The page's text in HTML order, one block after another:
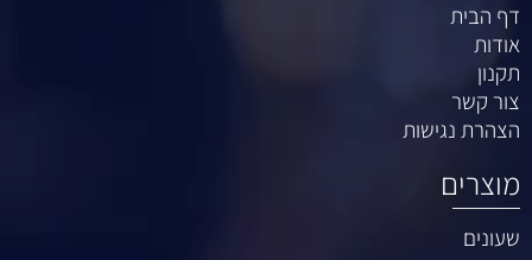
דף הבית
אודות
תקנון
צור קשר
הצהרת נגישות
מוצרים
שעונים